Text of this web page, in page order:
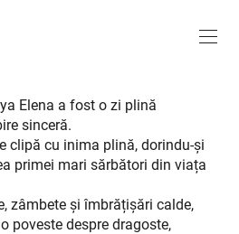
Elena a fost o zi plină
sinceră.
clipă cu inima plină, dorindu-și
primei mari sărbători din viața
zâmbete și îmbrățișări calde,
poveste despre dragoste,